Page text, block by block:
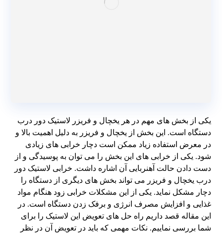
یکی از بخش های مهم در هر یخچال و فریزر لاستیک دور درب
دستگاه است. این بخش از یخچال و فریزر به دلیل اهمیت بالا و
در معرض استفاده زیاد ممکن است دچار خرابی های زیادی
شود. یکی از خرابی های این بخش را می توان به پوسیدگی و از
دست دادن حالت آهنربایی آن اشاره داشت. خرابی لاستیک دور
درب یخچال و فریزر می تواند بخش های دیگری از دستگاه را
دچار مشکل نماید. یکی از این مشکلات خرابی زود هنگام مواد
غذایی و افزایش مصرف انرژی و برفک زدن دستگاه است. در
این مقاله قصد داریم راه حل های تعویض این لاستیک را برای
شما بررسی نماییم. نکات مهمی که باید در تعویض آن در نظر